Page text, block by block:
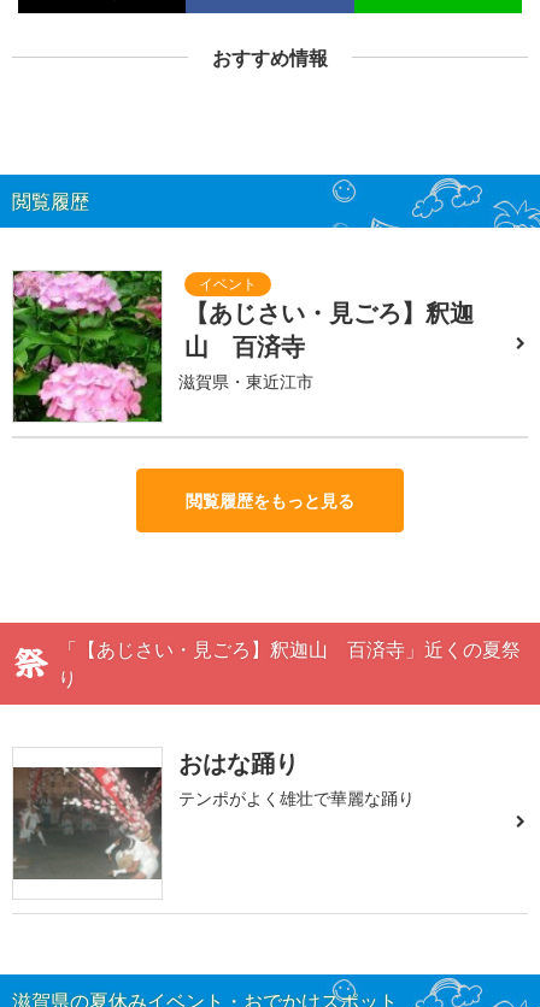
おすすめ情報
閲覧履歴
【あじさい・見ごろ】釈迦
山 百済寺
滋賀県・東近江市
閲覧履歴をもっと見る
「【あじさい・見ごろ】釈迦山 百済寺」近くの夏祭
り
おはな踊り
テンポがよく雄壮で華麗な踊り
滋賀県の夏休みイベント・おでかけスポット